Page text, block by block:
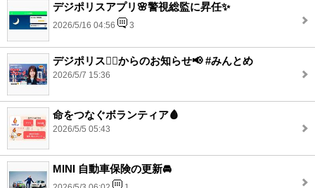
デジポリスアプリ🌸警視総監に昇任✨
2026/5/16 04:56 3
デジポリス👮‍♂️からのお知らせ📢 #みんとめ
2026/5/7 15:36
命をつなぐボランティア🩸
2026/5/5 05:43
MINI 自動車保険の更新🚘